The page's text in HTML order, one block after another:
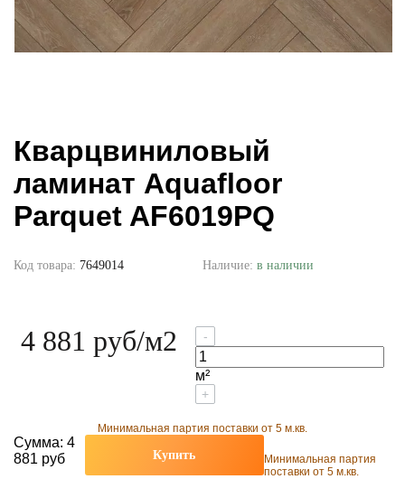
Кварцвиниловый
ламинат Aquafloor
Parquet AF6019PQ
Код товара: 7649014 Наличие: в наличии
4 881 руб/м2 -
м²
+
Минимальная партия поставки от 5 м.кв.
Сумма: 4
881 руб
Купить
Минимальная партия
поставки от 5 м.кв.